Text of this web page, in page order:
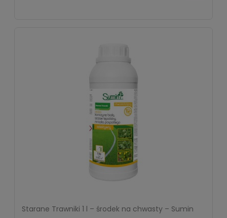
Starane Trawniki 1 l – środek na chwasty – Sumin